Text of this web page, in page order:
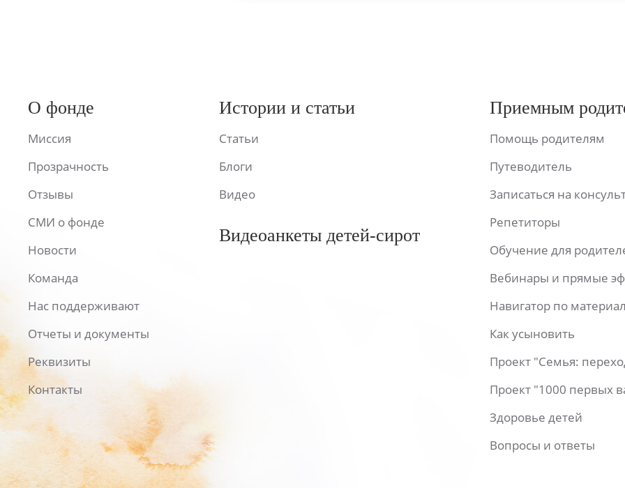
О фонде
Миссия
Прозрачность
Отзывы
СМИ о фонде
Новости
Команда
Нас поддерживают
Отчеты и документы
Реквизиты
Контакты
Истории и статьи
Статьи
Блоги
Видео
Видеоанкеты детей-сирот
Приемным
Помощь родителям
Путеводитель
Записаться на
Репетиторы
Обучение для
Вебинары и прямые
Навигатор по
Как усыновить
Проект "Семья:
Проект "1000 первых
Здоровье детей
Вопросы и ответы